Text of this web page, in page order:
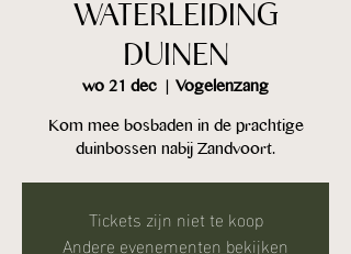
WATERLEIDING
DUINEN
wo 21 dec
  |
Vogelenzang
Kom mee bosbaden in de prachtige
duinbossen nabij Zandvoort.
Tickets zijn niet te koop
Andere evenementen bekijken